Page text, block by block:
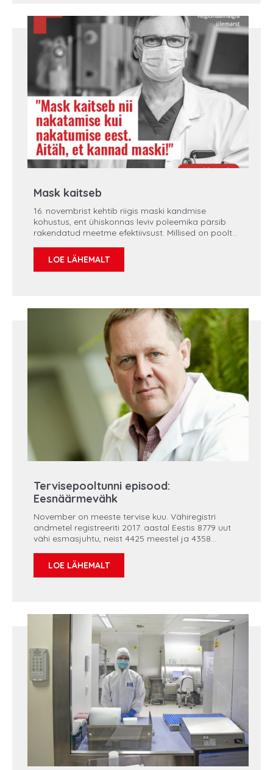
antibiootikumide vastutustundlikust kasutamisest.
Varsti on möödunud 100 aastat penitsilliini,
esimese antibiootikumi avastamisest.
Mask kaitseb
16. novembrist kehtib riigis maski kandmise
kohustus, ent ühiskonnas leviv poleemika pärsib
rakendatud meetme efektiivsust. Millised on poolt-
kandmise olulisusest Regionaalhaigla juhatuse
liikme ja ülemarsti dr Peep Talvinguga. „Maskid
palju on meil tarvis uuringuid selleks, et teada, kas
turvavöö päästab meid liikluses õnnetusest, kas
päästevest on efektiivne? Kui palju on meil vaja
randomiseeritud uuringuid? Tähtsaim meede on
hoida distantsi, kuid kui see pole näiteks kinos,
teatris või poes võimalik, siis peame kandma
maski,“ kinnitab dr Talving.
LOE LÄHEMALT
Tervisepooltunni episood:
Eesnäärmevähk
November on meeste tervise kuu. Vähiregistri
andmetel registreeriti 2017. aastal Eestis 8779 uut
vähi esmasjuhtu, neist 4425 meestel ja 4358
kasvaja oli eesnäärmevähk, mis moodustas 25%
kõigist vähijuhtudest. Haiguse prognoos sõltub
Tänases saates räägime lähemalt eesnäärmevähi
riskifaktoritest, diagnostikast ja tänapäeva
LOE LÄHEMALT